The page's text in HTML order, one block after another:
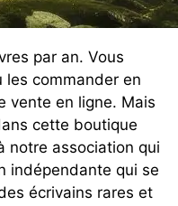
par an. Vous
les commander en
vente en ligne. Mais
cette boutique
notre association qui
indépendante qui se
écrivains rares et